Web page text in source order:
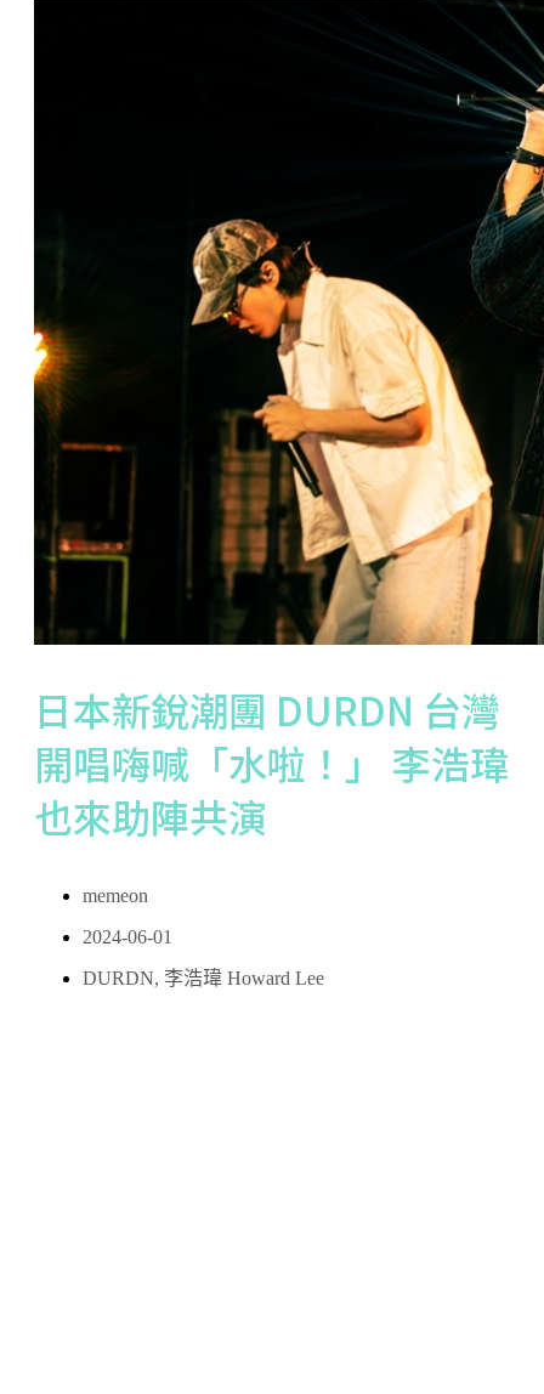
日本新銳潮團 DURDN 台灣
開唱嗨喊「水啦！」 李浩瑋
也來助陣共演
memeon
2024-06-01
DURDN, 李浩瑋 Howard Lee